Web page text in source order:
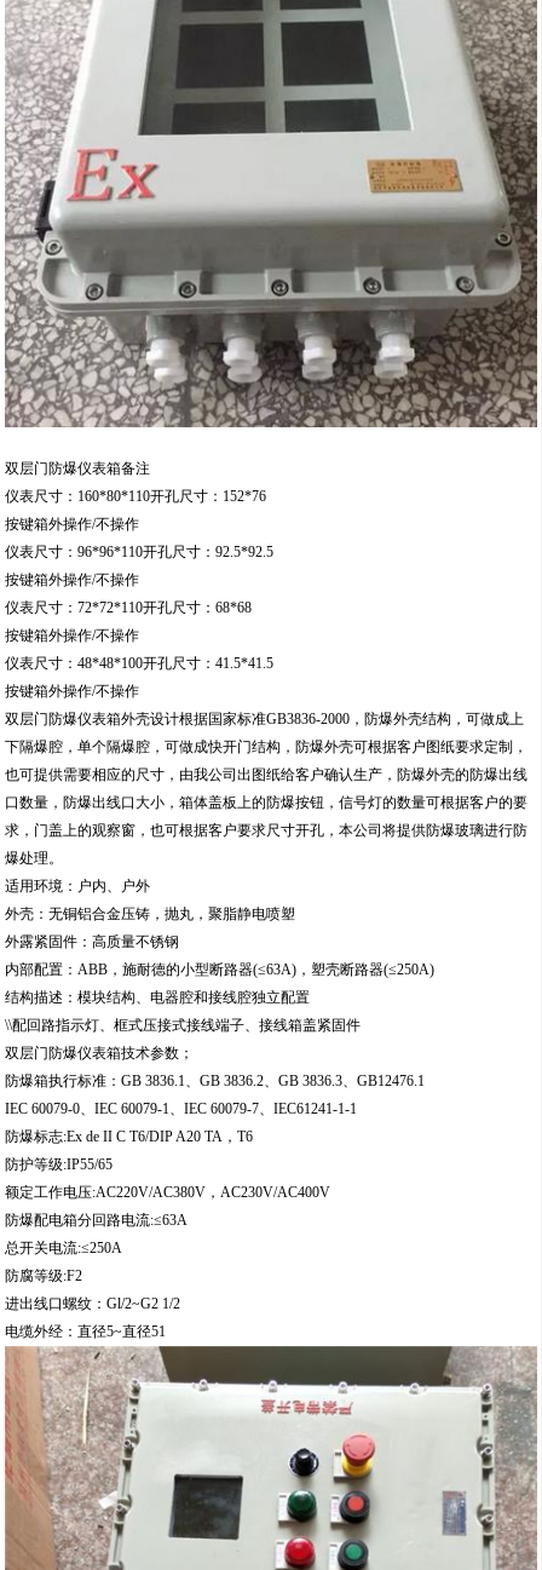
双层门防爆仪表箱备注
仪表尺寸：160*80*110开孔尺寸：152*76
按键箱外操作/不操作
仪表尺寸：96*96*110开孔尺寸：92.5*92.5
按键箱外操作/不操作
仪表尺寸：72*72*110开孔尺寸：68*68
按键箱外操作/不操作
仪表尺寸：48*48*100开孔尺寸：41.5*41.5
按键箱外操作/不操作
双层门防爆仪表箱外壳设计根据国家标准GB3836-2000，防爆外壳结构，可做成上
下隔爆腔，单个隔爆腔，可做成快开门结构，防爆外壳可根据客户图纸要求定制，
也可提供需要相应的尺寸，由我公司出图纸给客户确认生产，防爆外壳的防爆出线
口数量，防爆出线口大小，箱体盖板上的防爆按钮，信号灯的数量可根据客户的要
求，门盖上的观察窗，也可根据客户要求尺寸开孔，本公司将提供防爆玻璃进行防
爆处理。
适用环境：户内、户外
外壳：无铜铝合金压铸，抛丸，聚脂静电喷塑
外露紧固件：高质量不锈钢
内部配置：ABB，施耐德的小型断路器(≤63A)，塑壳断路器(≤250A)
结构描述：模块结构、电器腔和接线腔独立配置
\\配回路指示灯、框式压接式接线端子、接线箱盖紧固件
双层门防爆仪表箱技术参数；
防爆箱执行标准：GB 3836.1、GB 3836.2、GB 3836.3、GB12476.1
IEC 60079-0、IEC 60079-1、IEC 60079-7、IEC61241-1-1
防爆标志:Ex de II C T6/DIP A20 TA，T6
防护等级:IP55/65
额定工作电压:AC220V/AC380V，AC230V/AC400V
防爆配电箱分回路电流:≤63A
总开关电流:≤250A
防腐等级:F2
进出线口螺纹：Gl/2~G2 1/2
电缆外经：直径5~直径51